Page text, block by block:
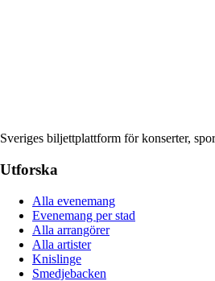
Sveriges biljettplattform för konserter,
Utforska
Alla evenemang
Evenemang per stad
Alla arrangörer
Alla artister
Knislinge
Smedjebacken